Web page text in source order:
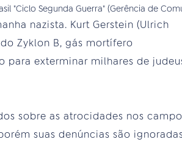
"Ciclo Segunda Guerra" (Gerência de
nazista. Kurt Gerstein (Ulrich
Zyklon B, gás mortífero
para exterminar milhares de
sobre as atrocidades nos
suas denúncias são